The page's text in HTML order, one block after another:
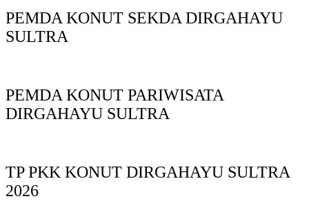
PEMDA KONUT SEKDA DIRGAHAYU
SULTRA
PEMDA KONUT PARIWISATA
DIRGAHAYU SULTRA
TP PKK KONUT DIRGAHAYU SULTRA
2026